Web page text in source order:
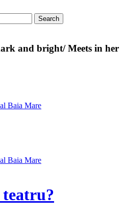
and bright/ Meets in her
Baia Mare
Baia Mare
teatru?